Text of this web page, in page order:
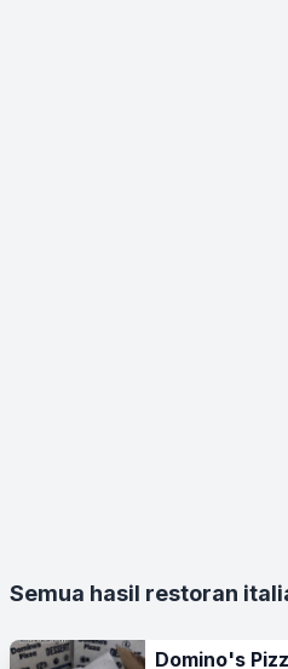
Semua hasil restoran
Domino's